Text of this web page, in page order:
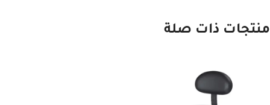
منتجات ذات صلة